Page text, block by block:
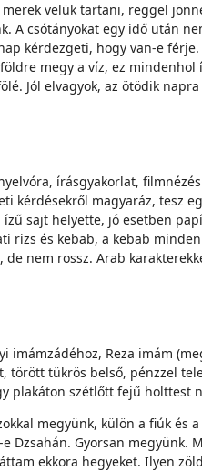
velük tartani, reggel
A csótányokat egy idő után
kérdezgeti, hogy van-e
megy a víz, ez
Jól elvagyok, az ötödik
írásgyakorlat,
kérdésekről magyaráz, tesz
sajt helyette, jó esetben
rizs és kebab, a kebab
de nem rossz. Arab
imámzádéhoz, Reza imám
törött tükrös belső, pénzzel
plakáton szétlőtt fejű holttest
megyünk, külön a fiúk és
Dzsahán. Gyorsan
ekkora hegyeket. Ilyen